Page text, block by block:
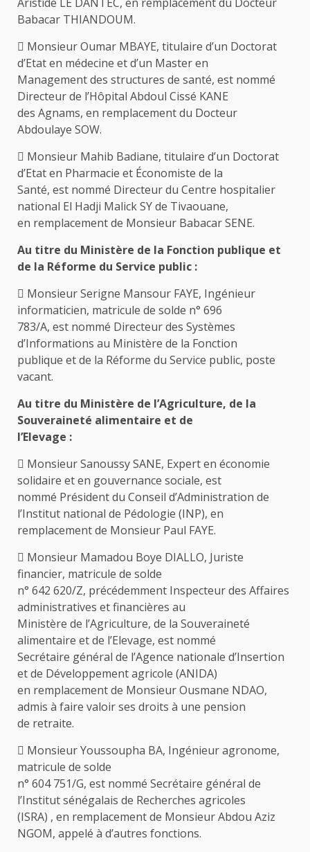
Babacar THIANDOUM.
 Monsieur Oumar MBAYE, titulaire d’un Doctorat
d’Etat en médecine et d’un Master en
Management des structures de santé, est nommé
Directeur de l’Hôpital Abdoul Cissé KANE
des Agnams, en remplacement du Docteur
Abdoulaye SOW.
 Monsieur Mahib Badiane, titulaire d’un Doctorat
d’Etat en Pharmacie et Économiste de la
Santé, est nommé Directeur du Centre hospitalier
national El Hadji Malick SY de Tivaouane,
en remplacement de Monsieur Babacar SENE.
Au titre du Ministère de la Fonction publique et
de la Réforme du Service public :
 Monsieur Serigne Mansour FAYE, Ingénieur
informaticien, matricule de solde n° 696
783/A, est nommé Directeur des Systèmes
d’Informations au Ministère de la Fonction
publique et de la Réforme du Service public, poste
vacant.
Au titre du Ministère de l’Agriculture, de la
Souveraineté alimentaire et de
l’Elevage :
 Monsieur Sanoussy SANE, Expert en économie
solidaire et en gouvernance sociale, est
nommé Président du Conseil d’Administration de
l’Institut national de Pédologie (INP), en
remplacement de Monsieur Paul FAYE.
 Monsieur Mamadou Boye DIALLO, Juriste
financier, matricule de solde
n° 642 620/Z, précédemment Inspecteur des Affaires
administratives et financières au
Ministère de l’Agriculture, de la Souveraineté
alimentaire et de l’Elevage, est nommé
Secrétaire général de l’Agence nationale d’Insertion
et de Développement agricole (ANIDA)
en remplacement de Monsieur Ousmane NDAO,
admis à faire valoir ses droits à une pension
de retraite.
 Monsieur Youssoupha BA, Ingénieur agronome,
matricule de solde
n° 604 751/G, est nommé Secrétaire général de
l’Institut sénégalais de Recherches agricoles
(ISRA) , en remplacement de Monsieur Abdou Aziz
NGOM, appelé à d’autres fonctions.